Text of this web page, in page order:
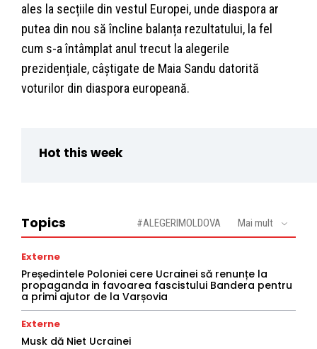
ales la secțiile din vestul Europei, unde diaspora ar
putea din nou să încline balanța rezultatului, la fel
cum s-a întâmplat anul trecut la alegerile
prezidențiale, câștigate de Maia Sandu datorită
voturilor din diaspora europeană.
Hot this week
Topics #ALEGERIMOLDOVA Mai mult
Externe
Președintele Poloniei cere Ucrainei să renunțe la
propaganda in favoarea fascistului Bandera pentru
a primi ajutor de la Varșovia
Externe
Musk dă Niet Ucrainei